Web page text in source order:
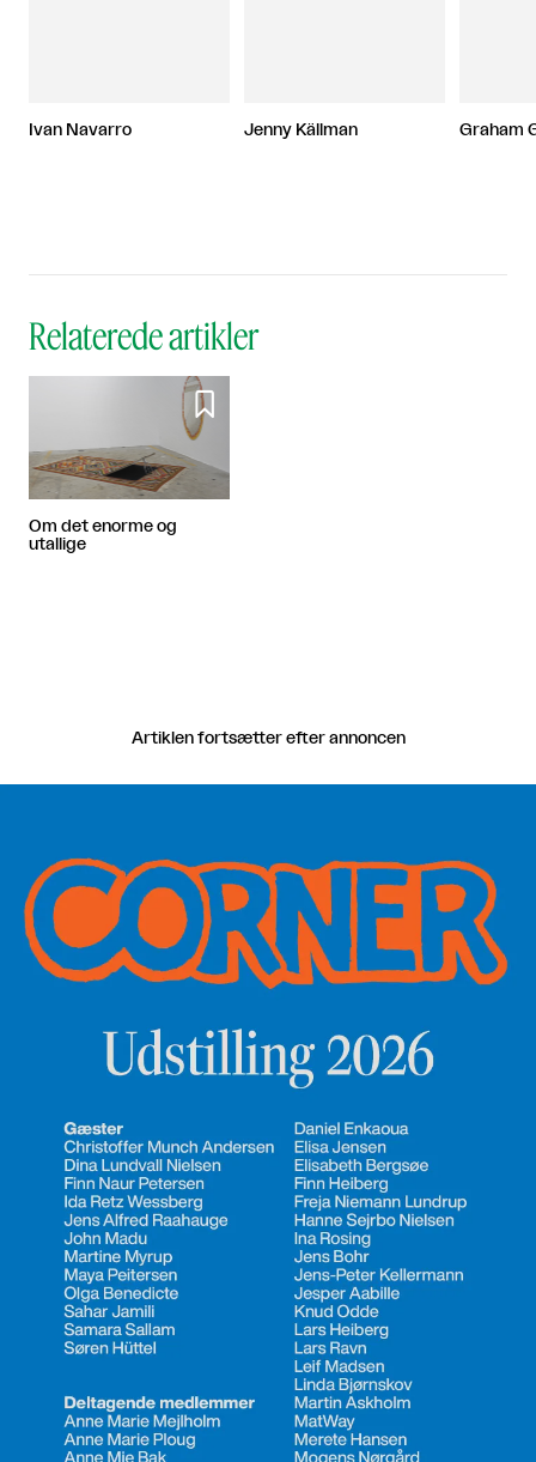
Ivan Navarro Jenny Källman Graham
Relaterede artikler

Om det enorme og
utallige
Artiklen fortsætter efter annoncen